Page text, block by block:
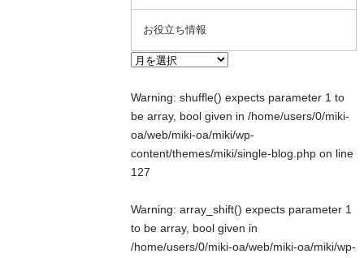
お役立ち情報
Warning: shuffle() expects parameter 1 to
be array, bool given in/home/users/0/miki-
oa/web/miki-oa/miki/wp-
content/themes/miki/single-blog.php on line
127
Warning: array_shift() expects parameter 1
to be array, bool given in
/home/users/0/miki-oa/web/miki-oa/miki/wp-